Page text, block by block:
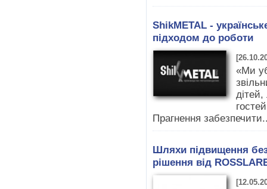
ShikMETAL -
підходом до роботи
«Ми
Прагнення
Шляхи підвищення
рішення від